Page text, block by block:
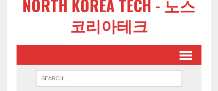
NORTH KOREA TECH - 노스
코리아테크